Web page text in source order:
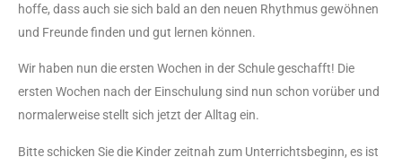
hoffe, dass auch sie sich bald an den neuen Rhythmus gewöhnen
und Freunde finden und gut lernen können.
Wir haben nun die ersten Wochen in der Schule geschafft! Die
ersten Wochen nach der Einschulung sind nun schon vorüber und
normalerweise stellt sich jetzt der Alltag ein.
Bitte schicken Sie die Kinder zeitnah zum Unterrichtsbeginn, es ist